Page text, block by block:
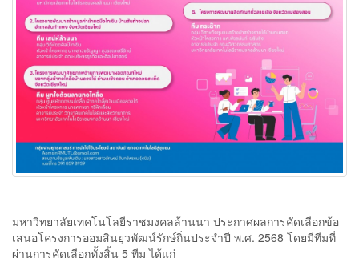
มหาวิทยาลัยเทคโนโลยีราชมงคลล้านนา ประกาศผลการคัดเลือกข้อ
เสนอโครงการออมสินยุวพัฒน์รักษ์ถิ่นประจำปี พ.ศ. 2568 โดยมีทีมที่
ผ่านการคัดเลือกทั้งสิ้น 5 ทีม ได้แก่